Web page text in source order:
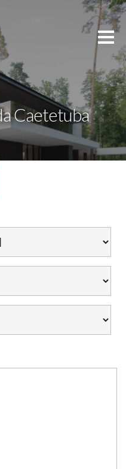
Caetetuba